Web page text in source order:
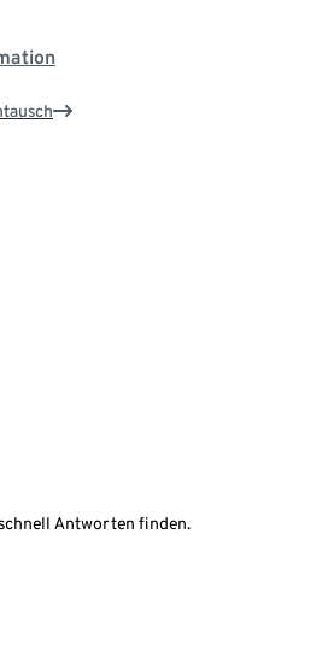
Antworten finden.